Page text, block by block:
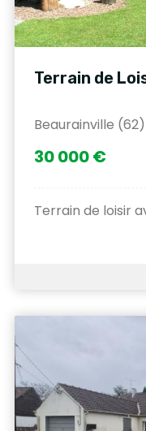
Terrain de
Beaurainville (62)
30 000 €
Terrain de loisir